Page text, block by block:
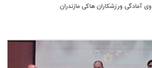
آمادگی ورزشکاران هاکی مازندران